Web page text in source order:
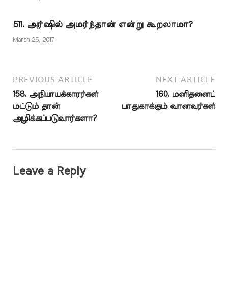
511. அர்ஷில் அமர்ந்தான் என்று கூறலாமா?
March 25, 2017
PREVIOUS ARTICLE
158. அநியாயக்காரர்கள்
மட்டும் தான்
அழிக்கப்படுவார்களா?
NEXT ARTICLE
160. மனிதனைப்
பாதுகாக்கும் வானவர்கள்
Leave a Reply